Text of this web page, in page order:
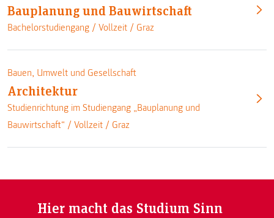
Bauplanung und Bauwirtschaft
Bachelorstudiengang / Vollzeit / Graz
Bauen, Umwelt und Gesellschaft
Architektur
Studienrichtung im Studiengang „Bauplanung und
Bauwirtschaft“ / Vollzeit / Graz
Hier macht das Studium Sinn